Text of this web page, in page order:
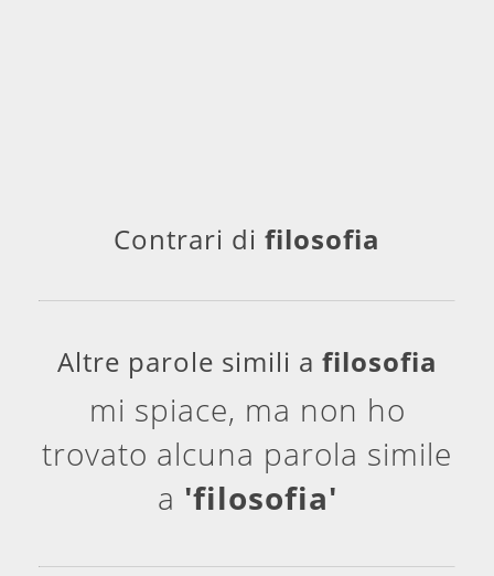
Contrari di filosofia
Altre parole simili a filosofia
mi spiace, ma non ho
trovato alcuna parola simile
a 'filosofia'